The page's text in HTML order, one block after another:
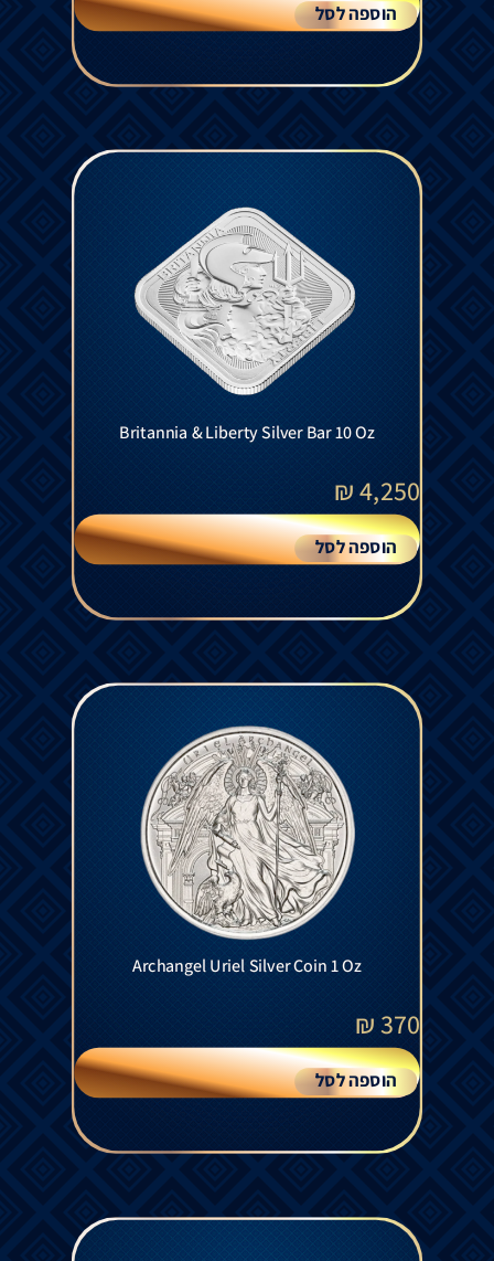
הוספה לסל
Britannia & Liberty Silver Bar 10 Oz
4,250
₪
הוספה לסל
Archangel Uriel Silver Coin 1 Oz
370
₪
הוספה לסל